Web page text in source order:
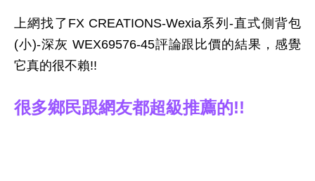
上網找了FX CREATIONS-Wexia系列-直式側背包
(小)-深灰 WEX69576-45評論跟比價的結果，感覺
它真的很不賴!!
很多鄉民跟網友都超級推薦的!!